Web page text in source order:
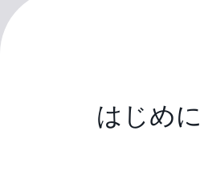
はじめに